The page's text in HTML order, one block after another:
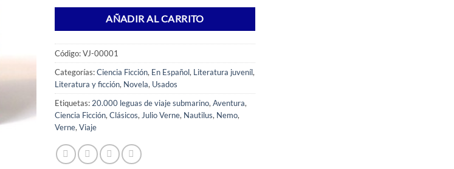
AÑADIR AL CARRITO
Código:VJ-00001
Categorías:Ciencia Ficción, En Español, Literatura juveníl,
Literatura y ficción, Novela, Usados
Etiquetas: 20.000 leguas de viaje submarino, Aventura,
Ciencia Ficción, Clásicos, Julio Verne, Nautilus, Nemo,
Verne, Viaje